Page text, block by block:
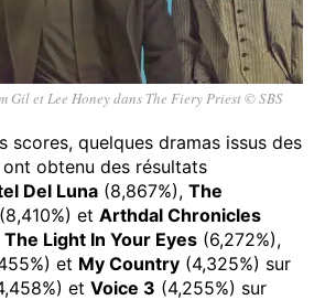
Gil et Lee Honey dans The Fiery Priest © SBS
scores, quelques dramas issus des
obtenu des résultats
Del Luna (8,867%), The
(8,410%) et Arthdal Chronicles
The Light In Your Eyes (6,272%),
et My Country (4,325%) sur
et Voice 3 (4,255%) sur